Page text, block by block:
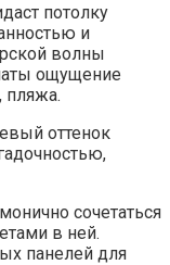
потолку
и
волны
ощущение
пляжа.
оттенок
сочетаться
в ней.
панелей для